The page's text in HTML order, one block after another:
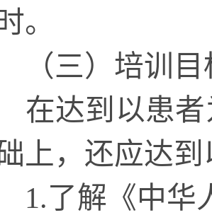
。
三）培训目
达到以患者
上，还应达
了解《中华人